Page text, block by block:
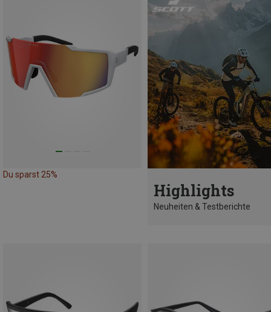
Du sparst 25%
Highlights
Neuheiten & Testberichte